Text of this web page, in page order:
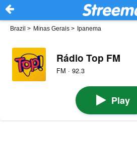
Brazil > Minas Gerais > Ipanema
Rádio Top FM
FM · 92.3
Play